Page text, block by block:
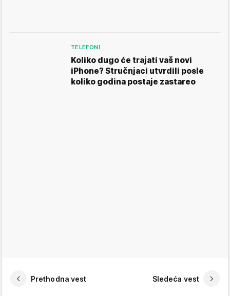
TELEFONI
Koliko dugo će trajati vaš novi
iPhone? Stručnjaci utvrdili posle
koliko godina postaje zastareo
Prethodna vest Sledeća vest